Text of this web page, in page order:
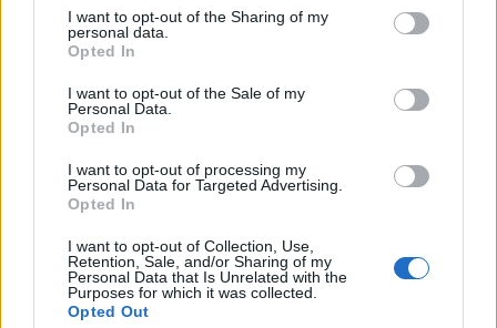
I want to opt-out of the Sharing of my
personal data.
Opted In
I want to opt-out of the Sale of my
Personal Data.
Opted In
I want to opt-out of processing my
Personal Data for Targeted Advertising.
Opted In
I want to opt-out of Collection, Use,
Retention, Sale, and/or Sharing of my
Personal Data that Is Unrelated with the
Purposes for which it was collected.
Opted Out
Paolo Gnutti premiato come eccellenza
veneta nel mondo all’International
EVENTI
Berici in Festival 2026: a Lonigo “Little